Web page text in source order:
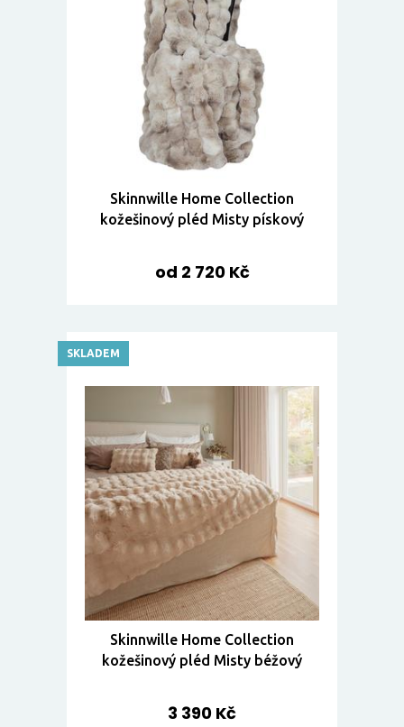
Skinnwille Home Collection
kožešinový pléd Misty pískový
od 2 720 Kč
Skinnwille Home Collection
kožešinový pléd Misty béžový
3 390 Kč
SKLADEM